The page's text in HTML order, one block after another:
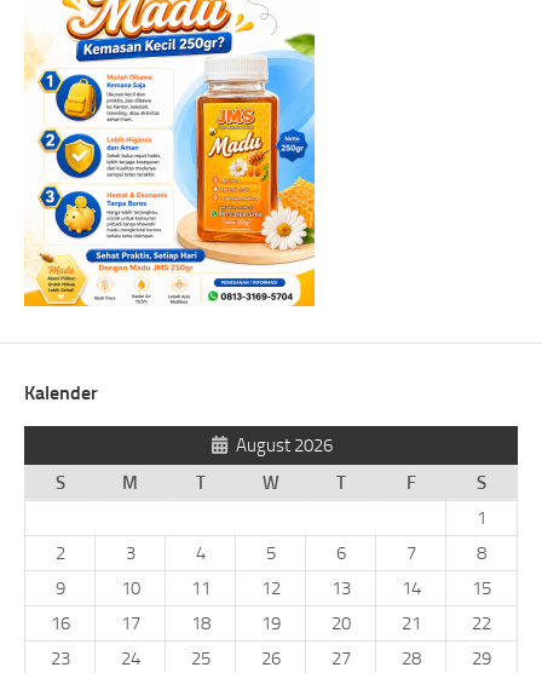
Kalender
August 2026
S
M T W T F
S
1
2
3 4 5 6 7
8
9
10 11 12 13 14
15
16
17 18 19 20 21
22
23
24 25 26 27 28
29